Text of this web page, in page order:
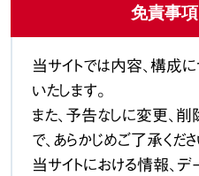
免責事
当サイトでは内容、構成
いたします。
また、予告なしに変更、
で、あらかじめご了承くださ
当サイトにおける情報、